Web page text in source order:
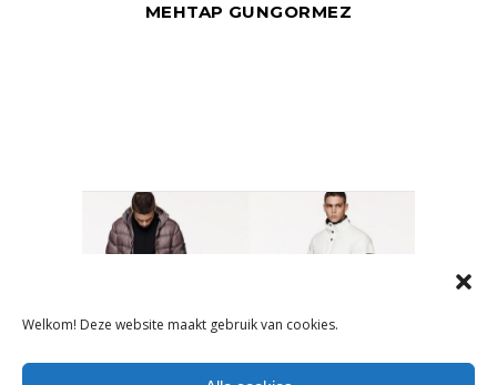
Welkom! Deze website maakt gebruik van cookies.
MEHTAP GUNGORMEZ